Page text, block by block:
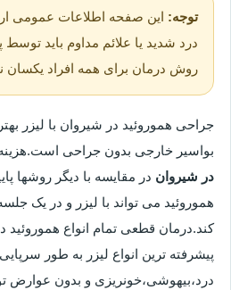
توجه: این صفحه اطلاعات عمومی
درد شدید یا علائم مداوم باید
روش درمان برای همه افراد یکسان
جراحی هموروئید در شیروان با لیزر
بواسیر خارجی بدون جراحی
در شیروان در مقایسه با دیگر روشها
هموروئید می تواند با لیزر و در یک
کند.درمان قطعی تمام انواع هموروئید
پیشرفته ترین انواع لیزر به طور
درد،بیهوشی،خونریزی و بدون